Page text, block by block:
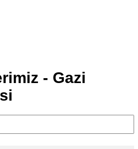
- Gazi